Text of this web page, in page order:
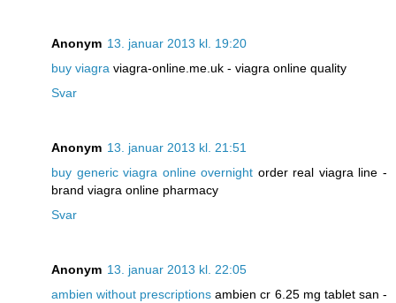
Anonym 13. januar 2013 kl. 19:20
buy viagra viagra-online.me.uk - viagra online quality
Svar
Anonym 13. januar 2013 kl. 21:51
buy generic viagra online overnight order real viagra line -
brand viagra online pharmacy
Svar
Anonym 13. januar 2013 kl. 22:05
ambien without prescriptions ambien cr 6.25 mg tablet san -